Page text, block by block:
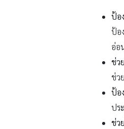
ป้อ
ป้อ
อ่อ
ช่ว
ช่ว
ป้อ
ปร
ช่ว